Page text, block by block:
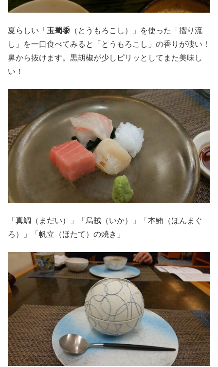
夏らしい「 玉蜀黍 （とうもろこし）」を使った「摺り流
し」を一口食べてみると「とうもろこし」の香りが凄い！
鼻から抜けます。黒胡椒が少しピリッとしてまた美味し
い！
「真鯛（まだい）」「烏賊（いか）」「本鮪（ほんまぐ
ろ）」「帆立（ほたて）の焼き」